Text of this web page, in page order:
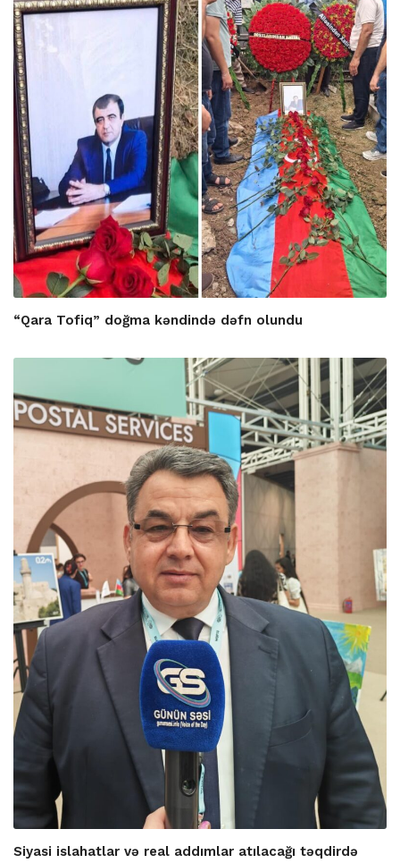
“Qara Tofiq” doğma kəndində dəfn olundu
Siyasi islahatlar və real addımlar atılacağı təqdirdə